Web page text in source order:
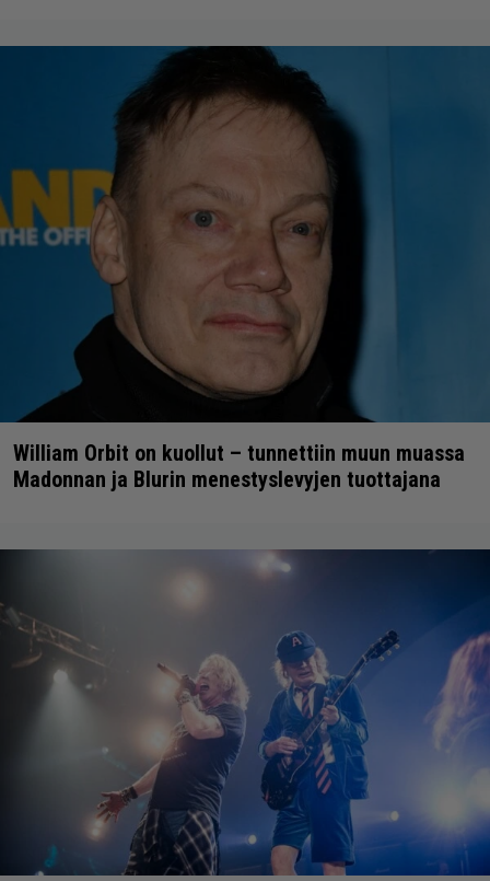
William Orbit on kuollut – tunnettiin muun muassa
Madonnan ja Blurin menestyslevyjen tuottajana